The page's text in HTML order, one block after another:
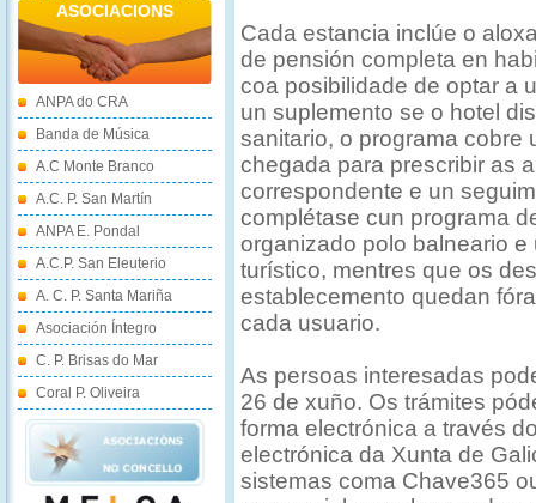
ASOCIACIONS
ANPA do CRA
Banda de Música
A.C Monte Branco
A.C. P. San Martín
ANPA E. Pondal
A.C.P. San Eleuterio
A. C. P. Santa Mariña
Asociación Íntegro
C. P. Brisas do Mar
Coral P. Oliveira
Cada estancia inclúe o
de pensión completa en
coa posibilidade de optar a
un suplemento se o hotel
sanitario, o programa cobre
chegada para prescribir as
correspondente e un
complétase cun programa
organizado polo balneario
turístico, mentres que os
establecemento quedan
cada usuario.
As persoas interesadas
26 de xuño. Os trámites
forma electrónica a través
electrónica da Xunta de
sistemas coma Chave365